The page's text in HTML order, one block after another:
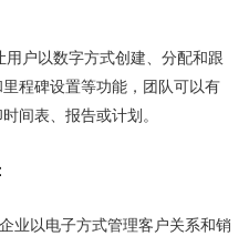
用户以数字方式创建、分配和跟
程碑设置等功能，团队可以有
间表、报告或计划。
业以电子方式管理客户关系和销